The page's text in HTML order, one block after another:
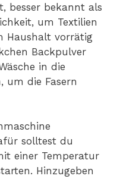
besser bekannt als
um Textilien
Haushalt vorrätig
Backpulver
in die
um die Fasern
solltest du
einer Temperatur
Hinzugeben